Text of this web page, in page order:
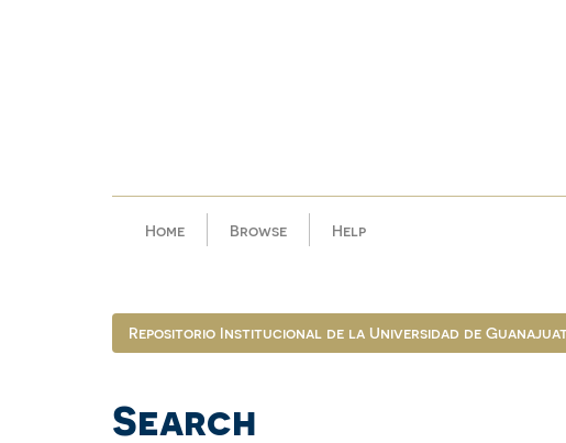
Home Browse Help
Repositorio Institucional de la Universidad de
Search